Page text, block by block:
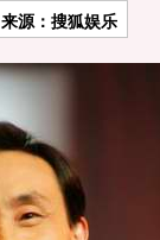
来源：搜狐娱乐